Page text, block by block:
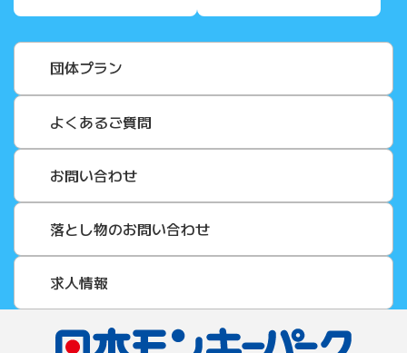
団体プラン
よくあるご質問
お問い合わせ
落とし物のお問い合わせ
求人情報